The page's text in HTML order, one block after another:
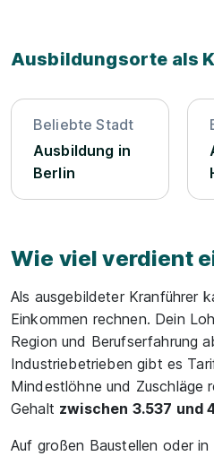
Ausbildungsorte als
Beliebte Stadt
Ausbildung in
Berlin
Wie viel verdient
Als ausgebildeter Kranführer
Einkommen rechnen. Dein
Region und Berufserfahrung
Industriebetrieben gibt es
Mindestlöhne und Zuschläge
Gehalt zwischen 3.537 und
Auf großen Baustellen oder in